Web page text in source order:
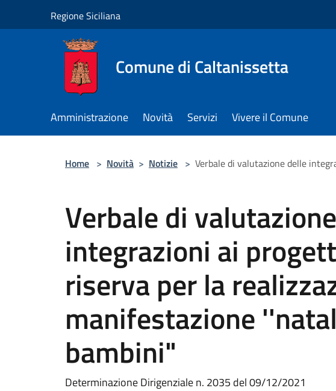
Regione Siciliana
Comune di Caltanissetta
Amministrazione Novità Servizi Vivere il Comune
Home > Novità > Notizie > Verbale di valutazione delle
Verbale di
integrazioni ai
riserva per la
manifestazione
bambini"
Determinazione Dirigenziale n. 2035 del 09/12/2021